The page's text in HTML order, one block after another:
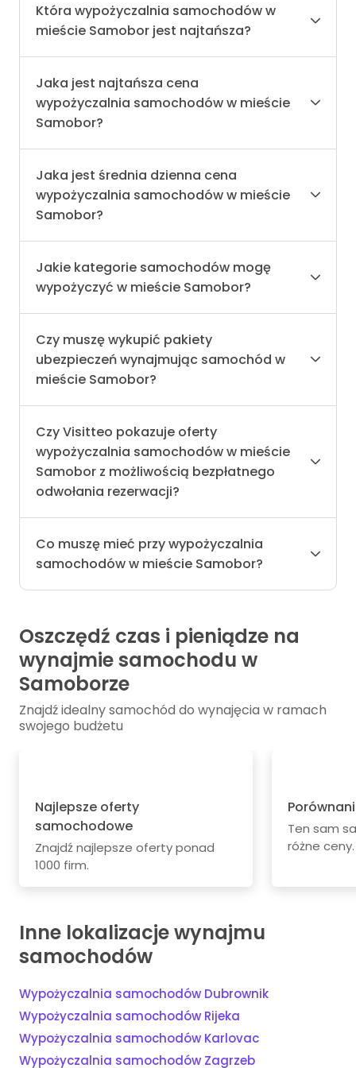
Która wypożyczalnia samochodów w
mieście Samobor jest najtańsza?
Jaka jest najtańsza cena
wypożyczalnia samochodów w mieście
Samobor?
Jaka jest średnia dzienna cena
wypożyczalnia samochodów w mieście
Samobor?
Jakie kategorie samochodów mogę
wypożyczyć w mieście Samobor?
Czy muszę wykupić pakiety
ubezpieczeń wynajmując samochód w
mieście Samobor?
Czy Visitteo pokazuje oferty
wypożyczalnia samochodów w mieście
Samobor z możliwością bezpłatnego
odwołania rezerwacji?
Co muszę mieć przy wypożyczalnia
samochodów w mieście Samobor?
Oszczędź czas i pieniądze na
wynajmie samochodu w
Samoborze
Znajdź idealny samochód do wynajęcia w ramach
swojego budżetu
Najlepsze oferty
samochodowe
Znajdź najlepsze oferty ponad
1000 firm.
Ten sam
różne ceny.
Inne lokalizacje wynajmu
samochodów
Wypożyczalnia samochodów Dubrownik
Wypożyczalnia samochodów Rijeka
Wypożyczalnia samochodów Karlovac
Wypożyczalnia samochodów Zagrzeb